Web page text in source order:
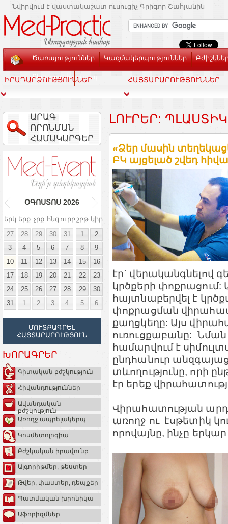
Նվիրվում է վաստակաշատ ուսուցիչ Գրիգոր Շահյանին
Ծառայություններ Կազմակերպություններ
Տեսասրահ Կապ
ԻՐԱԴԱՐՁՈՒԹՅՈՒՆՆԵՐ ՀԱՅՏԱՐԱՐՈՒԹՅՈՒՆՆԵՐ
ԱՐԱԳ
ՈՐՈՆՄԱՆ
ՀԱՄԱԿԱՐԳԵՐ
ՕԳՈՍՏՈՍ 2026
երկ երք չրք հնգուրբ շբթ կիր
27
28 29 30 31 1
2
3
4 5 6 7 8
9
10
11 12 13 14 15
16
17
18 19 20 21 22
23
24
25 26 27 28 29
30
31
1 2 3 4 5 6
ՄՈՒՏՔԱԳՐԵԼ
ՀԱՅՏԱՐԱՐՈՒԹՅՈՒՆ
ԽՈՐԱԳՐԵՐ
Գիտական բժշկություն
Հիվանդություններ
Ավանդական
բժշկություն
Առողջ ապրելակերպ
Կոսմետոլոգիա
Բժշկական իրավունք
Ալգորիթմեր, թեստեր
Թվեր, փաստեր, դեպքեր
Պատմական խրոնիկա
Աֆորիզմներ
ԼՈՒՐԵՐ:
«Ձեր մասին
ԲԿ այցելած շվեդ
էր` վերականգնելով
կրծքերի
հայտնաբերվել է
փոքրացման
քաղցկեղը: Այս
ուռուցքաբանը: Նման
համարվում է
ընդհանուր
տևողությունը, որի
էր երեք
Վիրահատության
առողջ ու էսթետիկ
որովայնը, ինչը